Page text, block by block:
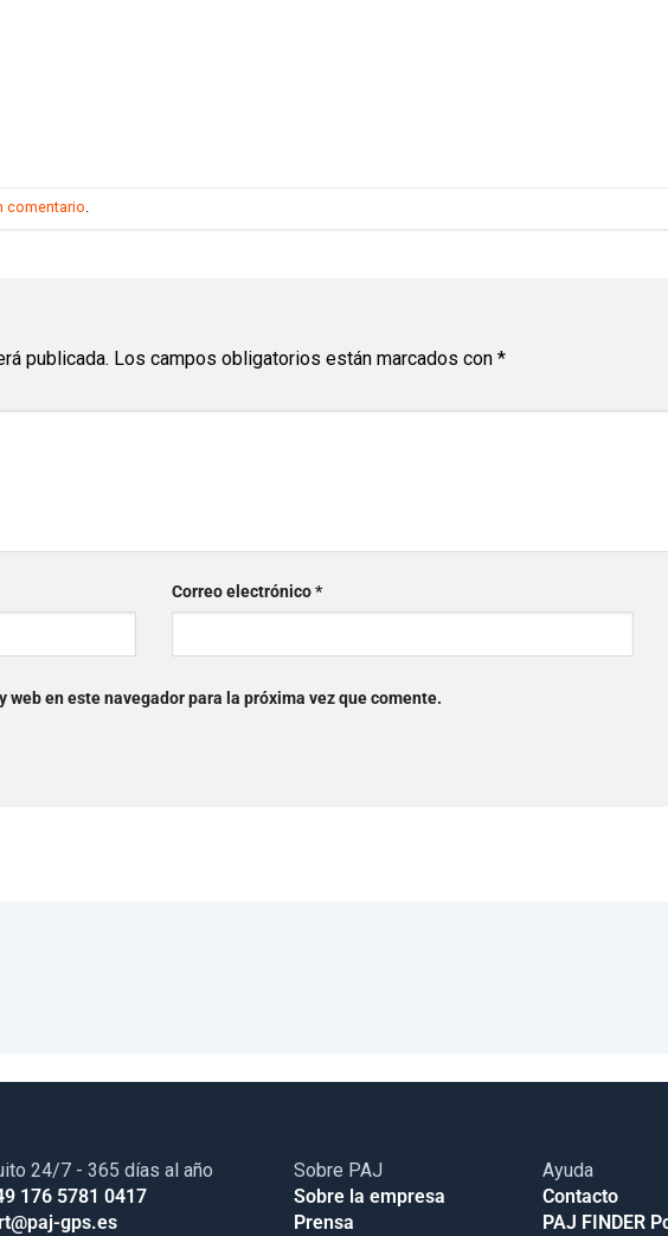
comentario
publicada. Los campos obligatorios están marcados con *
Correo electrónico*
en este navegador para la próxima vez que comente.
24/7 - 365 días al año
176 5781 0417
gps.es
Sobre PAJ
Sobre la empresa
Prensa
Ayuda
Contacto
PAJ FINDER